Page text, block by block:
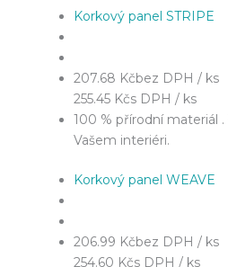
Korkový panel STRIPE
207.68 Kčbez DPH / ks
255.45 Kčs DPH / ks
100 % přírodní materiál
Vašem interiéri.
Korkový panel WEAVE
206.99 Kčbez DPH / ks
254.60 Kčs DPH / ks